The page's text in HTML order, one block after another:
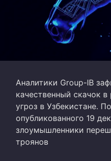
Аналитики Group-IB
качественный скачок
угроз в Узбекистане.
опубликованного 19
злоумышленники
троянов